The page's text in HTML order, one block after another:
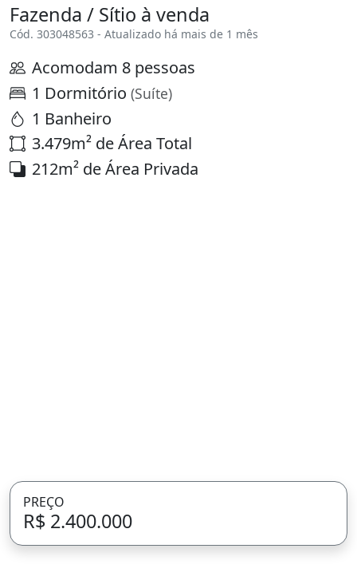
Fazenda / Sítio à venda
Cód. 303048563 - Atualizado há mais de 1 mês
Acomodam 8 pessoas
1 Dormitório (Suíte)
1 Banheiro
3.479m² de Área Total
212m² de Área Privada
PREÇO
R$ 2.400.000